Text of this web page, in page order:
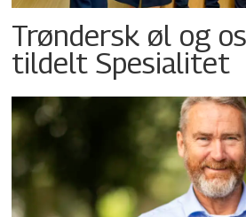
Trøndersk øl og
tildelt Spesialitet